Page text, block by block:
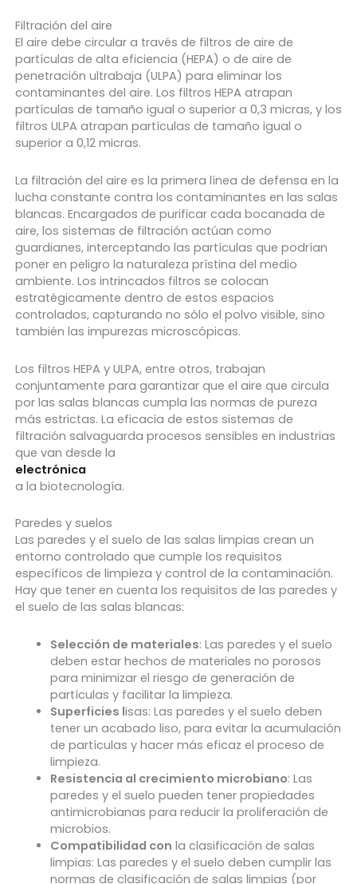
Filtración del aire
El aire debe circular a través de filtros de aire de
partículas de alta eficiencia (HEPA) o de aire de
penetración ultrabaja (ULPA) para eliminar los
contaminantes del aire. Los filtros HEPA atrapan
partículas de tamaño igual o superior a 0,3 micras, y los
filtros ULPA atrapan partículas de tamaño igual o
superior a 0,12 micras.
La filtración del aire es la primera línea de defensa en la
lucha constante contra los contaminantes en las salas
blancas. Encargados de purificar cada bocanada de
aire, los sistemas de filtración actúan como
guardianes, interceptando las partículas que podrían
poner en peligro la naturaleza prístina del medio
ambiente. Los intrincados filtros se colocan
estratégicamente dentro de estos espacios
controlados, capturando no sólo el polvo visible, sino
también las impurezas microscópicas.
Los filtros HEPA y ULPA, entre otros, trabajan
conjuntamente para garantizar que el aire que circula
por las salas blancas cumpla las normas de pureza
más estrictas. La eficacia de estos sistemas de
filtración salvaguarda procesos sensibles en industrias
que van desde la
electrónica
a la biotecnología.
Paredes y suelos
Las paredes y el suelo de las salas limpias crean un
entorno controlado que cumple los requisitos
específicos de limpieza y control de la contaminación.
Hay que tener en cuenta los requisitos de las paredes y
el suelo de las salas blancas:
Selección de materiales: Las paredes y el suelo
deben estar hechos de materiales no porosos
para minimizar el riesgo de generación de
partículas y facilitar la limpieza.
Superficies lisas: Las paredes y el suelo deben
tener un acabado liso, para evitar la acumulación
de partículas y hacer más eficaz el proceso de
limpieza.
Resistencia al crecimiento microbiano: Las
paredes y el suelo pueden tener propiedades
antimicrobianas para reducir la proliferación de
microbios.
Compatibilidad con la clasificación de salas
limpias: Las paredes y el suelo deben cumplir las
normas de clasificación de salas limpias (por